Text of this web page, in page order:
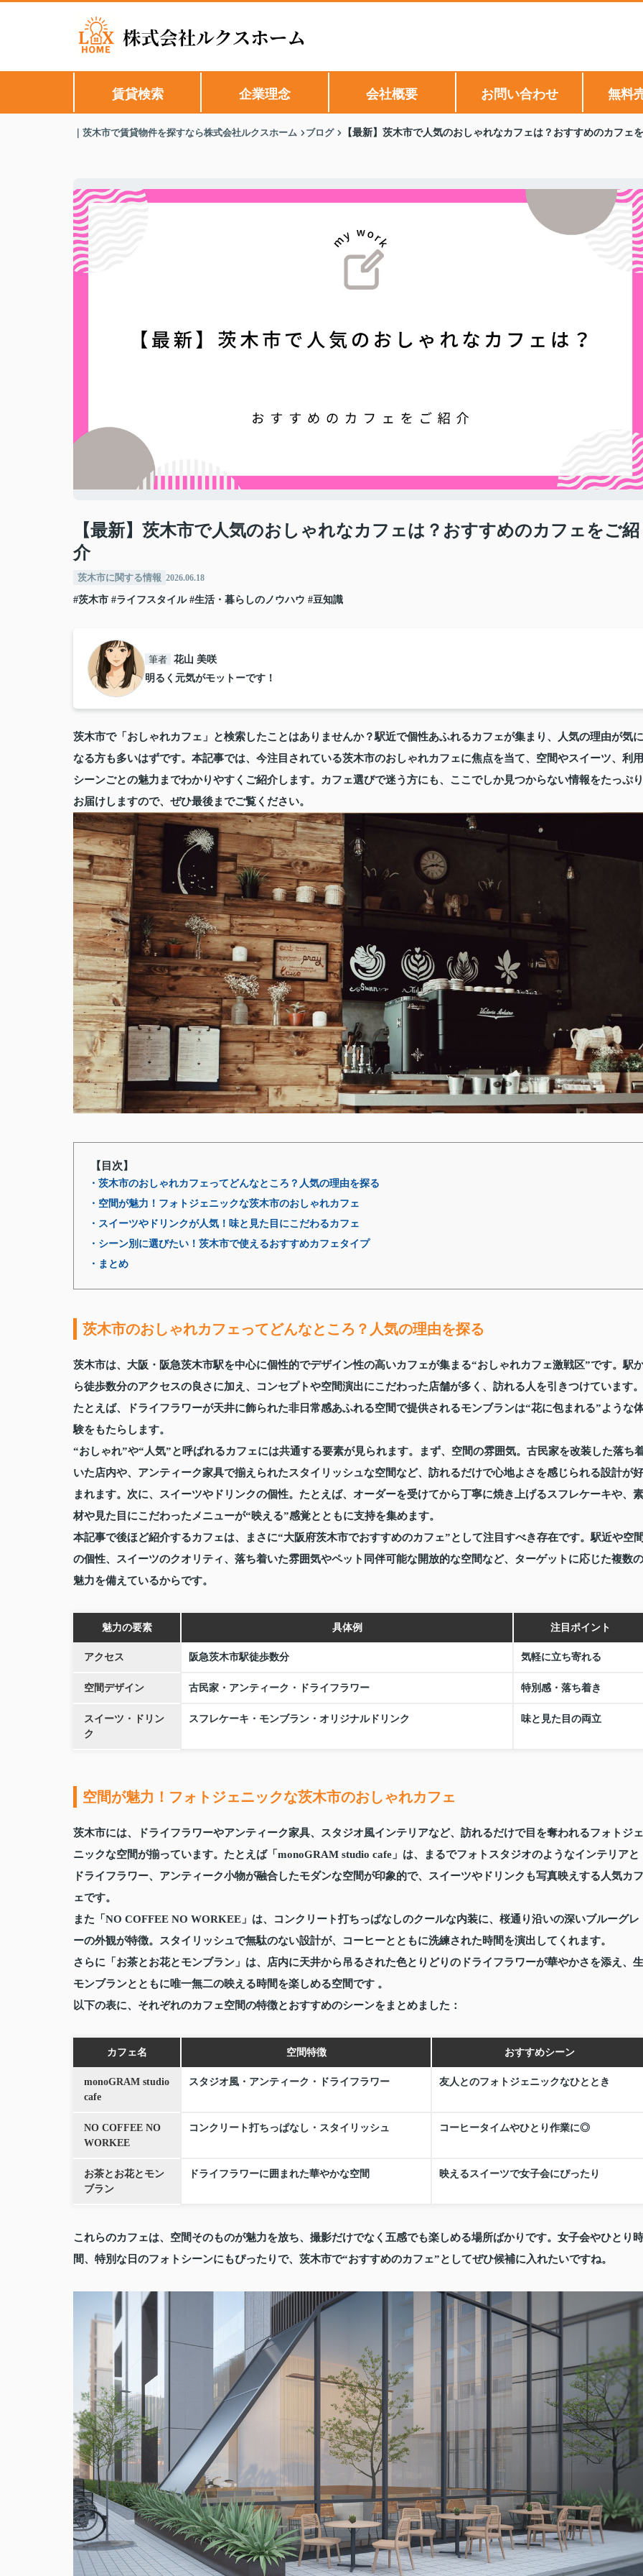
賃貸検索 企業理念 会社概要 お問い合わせ 無料
｜茨木市で賃貸物件を探すなら株式会社ルクスホーム ブログ 【最新】茨木市で人気のおしゃれなカフェは？おすすめのカフェ
【最新】茨木市で人気のおしゃれなカフェは？おすすめのカフェをご紹
介
茨木市に関する情報 2026.06.18
#茨木市 #ライフスタイル #生活・暮らしのノウハウ #豆知識
筆者 花山 美咲
明るく元気がモットーです！
茨木市で「おしゃれカフェ」と検索したことはありませんか？駅近で個性あふれるカフェが集まり、人気の理由が気に
なる方も多いはずです。本記事では、今注目されている茨木市のおしゃれカフェに焦点を当て、空間やスイーツ、利用
シーンごとの魅力までわかりやすくご紹介します。カフェ選びで迷う方にも、ここでしか見つからない情報をたっぷり
お届けしますので、ぜひ最後までご覧ください。
【目次】
・茨木市のおしゃれカフェってどんなところ？人気の理由を探る
・空間が魅力！フォトジェニックな茨木市のおしゃれカフェ
・スイーツやドリンクが人気！味と見た目にこだわるカフェ
・シーン別に選びたい！茨木市で使えるおすすめカフェタイプ
・まとめ
茨木市のおしゃれカフェってどんなところ？人気の理由を探る
茨木市は、大阪・阪急茨木市駅を中心に個性的でデザイン性の高いカフェが集まる“おしゃれカフェ激戦区”です。駅
ら徒歩数分のアクセスの良さに加え、コンセプトや空間演出にこだわった店舗が多く、訪れる人を引きつけています。
たとえば、ドライフラワーが天井に飾られた非日常感あふれる空間で提供されるモンブランは“花に包まれる”ような
験をもたらします。
“おしゃれ”や“人気”と呼ばれるカフェには共通する要素が見られます。まず、空間の雰囲気。古民家を改装した落ち
いた店内や、アンティーク家具で揃えられたスタイリッシュな空間など、訪れるだけで心地よさを感じられる設計が好
まれます。次に、スイーツやドリンクの個性。たとえば、オーダーを受けてから丁寧に焼き上げるスフレケーキや、素
材や見た目にこだわったメニューが“映える”感覚とともに支持を集めます。
本記事で後ほど紹介するカフェは、まさに“大阪府茨木市でおすすめのカフェ”として注目すべき存在です。駅近や空
の個性、スイーツのクオリティ、落ち着いた雰囲気やペット同伴可能な開放的な空間など、ターゲットに応じた複数の
魅力を備えているからです。
魅力の要素 具体例 注目ポイント
アクセス 阪急茨木市駅徒歩数分 気軽に立ち寄れる
空間デザイン 古民家・アンティーク・ドライフラワー 特別感・落ち着き
スイーツ・ドリン
ク
スフレケーキ・モンブラン・オリジナルドリンク 味と見た目の両立
空間が魅力！フォトジェニックな茨木市のおしゃれカフェ
茨木市には、ドライフラワーやアンティーク家具、スタジオ風インテリアなど、訪れるだけで目を奪われるフォトジェ
ニックな空間が揃っています。たとえば「monoGRAM studio cafe」は、まるでフォトスタジオのようなインテリアと
ドライフラワー、アンティーク小物が融合したモダンな空間が印象的で、スイーツやドリンクも写真映えする人気カフ
ェです。
また「NO COFFEE NO WORKEE」は、コンクリート打ちっぱなしのクールな内装に、桜通り沿いの深いブルーグレ
ーの外観が特徴。スタイリッシュで無駄のない設計が、コーヒーとともに洗練された時間を演出してくれます。
さらに「お茶とお花とモンブラン」は、店内に天井から吊るされた色とりどりのドライフラワーが華やかさを添え、生
モンブランとともに唯一無二の映える時間を楽しめる空間です 。
以下の表に、それぞれのカフェ空間の特徴とおすすめのシーンをまとめました：
カフェ名 空間特徴 おすすめシーン
monoGRAM studio
cafe
スタジオ風・アンティーク・ドライフラワー 友人とのフォトジェニックなひととき
NO COFFEE NO
WORKEE
コンクリート打ちっぱなし・スタイリッシュ コーヒータイムやひとり作業に◎
お茶とお花とモン
ブラン
ドライフラワーに囲まれた華やかな空間 映えるスイーツで女子会にぴったり
これらのカフェは、空間そのものが魅力を放ち、撮影だけでなく五感でも楽しめる場所ばかりです。女子会やひとり時
間、特別な日のフォトシーンにもぴったりで、茨木市で“おすすめのカフェ”としてぜひ候補に入れたいですね。